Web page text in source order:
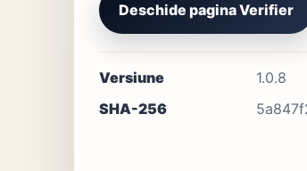
Deschide pagina Verifier
Versiune
1.0.8
SHA-256